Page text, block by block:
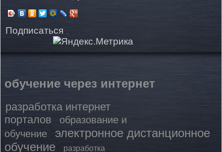
Подписаться
обучение через интернет
разработка интернет
порталов
образование и
обучение
электронное дистанционное
обучение
разработка